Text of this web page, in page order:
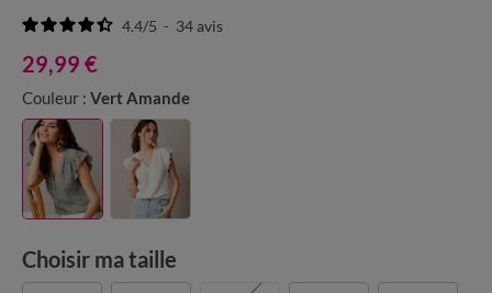
4.4/5 - 34avis
29,99 €
Couleur : Vert Amande
Choisir ma taille